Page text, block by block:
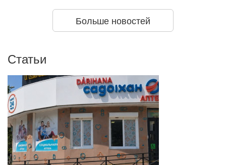
Больше новостей
Статьи